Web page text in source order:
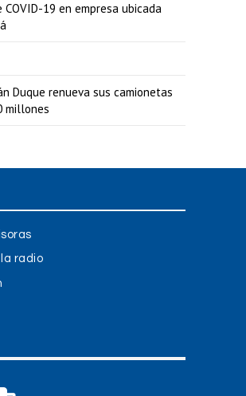
19 en empresa ubicada
Duque renueva sus camionetas
millones
radio